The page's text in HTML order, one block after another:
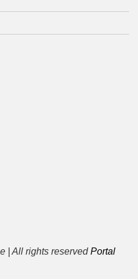
| All rights reservedPortal